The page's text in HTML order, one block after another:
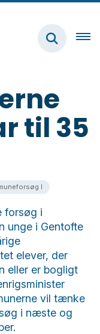
til 35
I
forsøg i
unge i Gentofte
elever, der
eller er bogligt
vil tænke
i næste og